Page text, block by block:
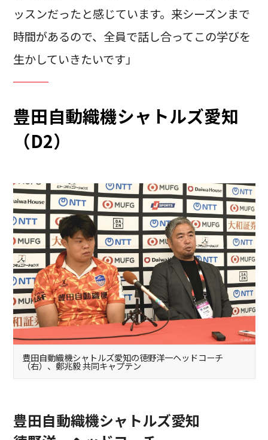
ッスンだったと感じています。来シーズンまで
時間があるので、全員で話し合ってこの学びを
生かしていきたいです」
豊田自動織機シャトルズ愛知
（D2）
豊田自動織機シャトルズ愛知の徳野洋一ヘッドコーチ
（右）、鄭兆毅 共同キャプテン
豊田自動織機シャトルズ愛知